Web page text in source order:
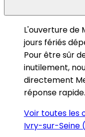
L'ouverture de
jours fériés
Pour être sûr
inutilement,
directement
réponse rapide.
Voir toutes les
Ivry-sur-Seine